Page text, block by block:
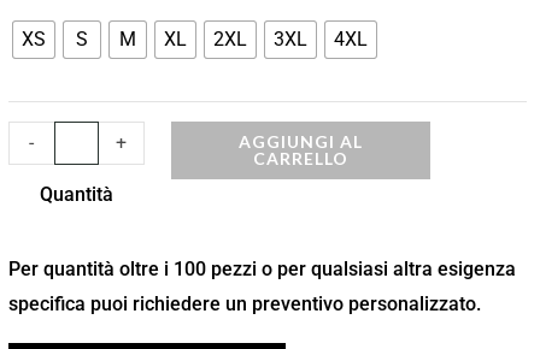
XS S M XL 2XL 3XL 4XL
- +
AGGIUNGI AL
CARRELLO
Quantità
Per quantità oltre i 100 pezzi o per qualsiasi altra esigenza
specifica puoi richiedere un preventivo personalizzato.